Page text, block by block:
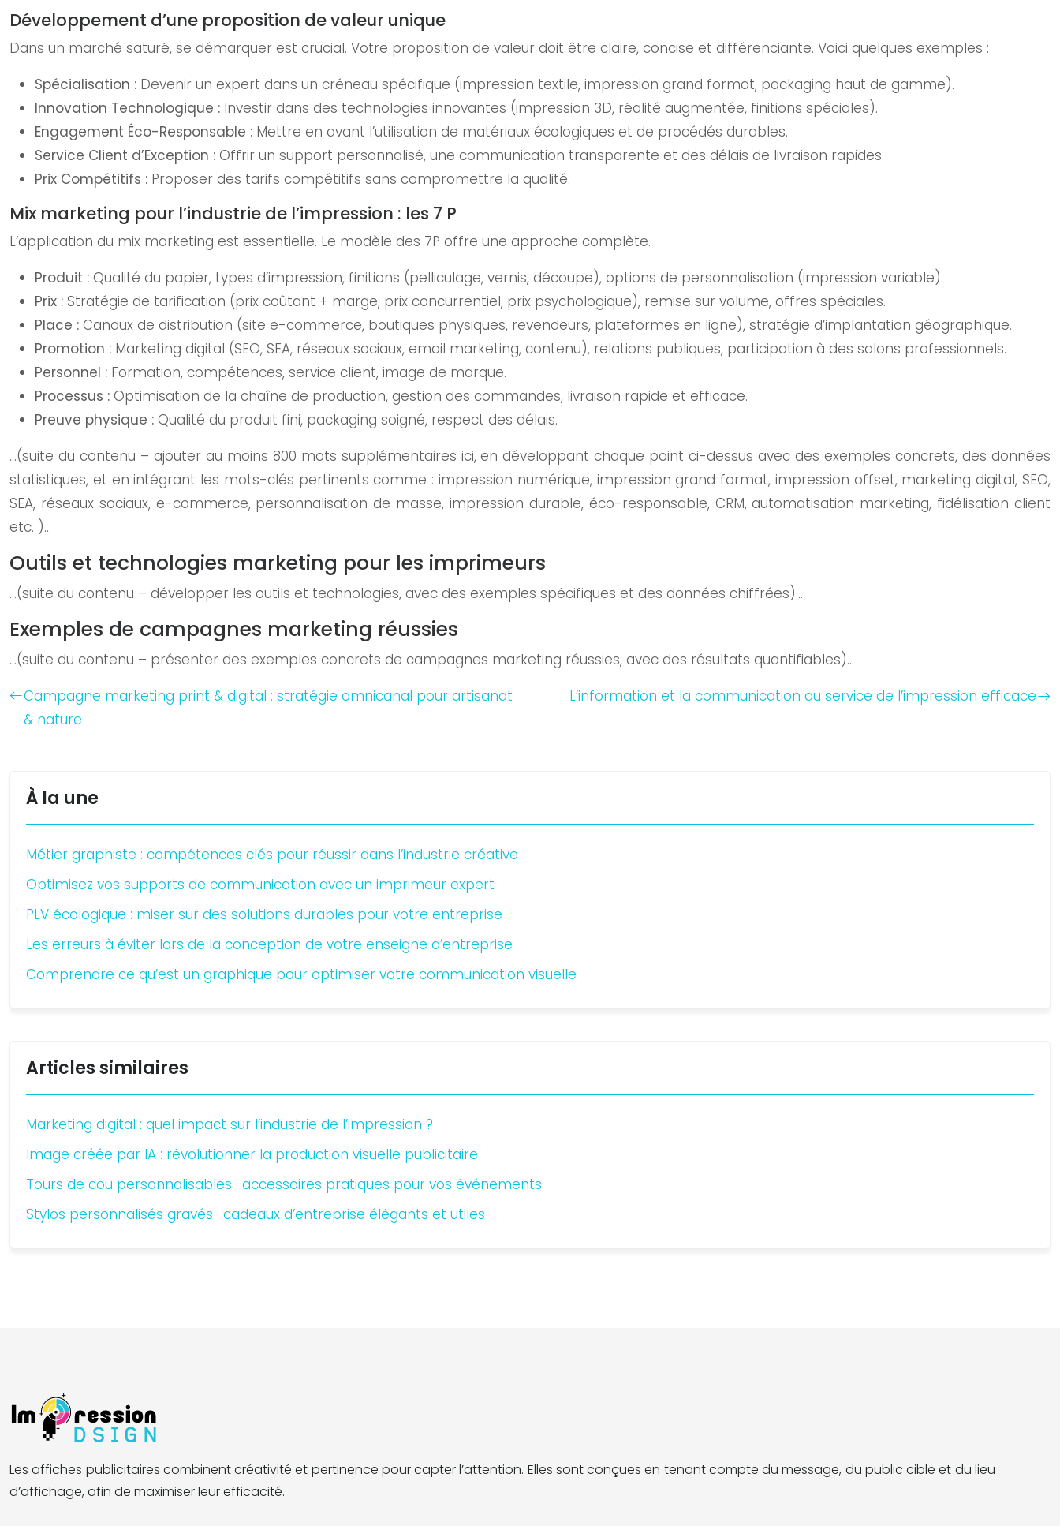
Développement d’une proposition de valeur unique
Dans un marché saturé, se démarquer est crucial. Votre proposition de valeur doit être claire, concise et différenciante. Voici quelques exemples :
Spécialisation : Devenir un expert dans un créneau spécifique (impression textile, impression grand format, packaging haut de gamme).
Innovation Technologique : Investir dans des technologies innovantes (impression 3D, réalité augmentée, finitions spéciales).
Engagement Éco-Responsable : Mettre en avant l’utilisation de matériaux écologiques et de procédés durables.
Service Client d’Exception : Offrir un support personnalisé, une communication transparente et des délais de livraison rapides.
Prix Compétitifs : Proposer des tarifs compétitifs sans compromettre la qualité.
Mix marketing pour l’industrie de l’impression : les 7 P
L’application du mix marketing est essentielle. Le modèle des 7P offre une approche complète.
Produit : Qualité du papier, types d’impression, finitions (pelliculage, vernis, découpe), options de personnalisation (impression variable).
Prix : Stratégie de tarification (prix coûtant + marge, prix concurrentiel, prix psychologique), remise sur volume, offres spéciales.
Place : Canaux de distribution (site e-commerce, boutiques physiques, revendeurs, plateformes en ligne), stratégie d’implantation géographique.
Promotion : Marketing digital (SEO, SEA, réseaux sociaux, email marketing, contenu), relations publiques, participation à des salons professionnels.
Personnel : Formation, compétences, service client, image de marque.
Processus : Optimisation de la chaîne de production, gestion des commandes, livraison rapide et efficace.
Preuve physique : Qualité du produit fini, packaging soigné, respect des délais.
…(suite du contenu – ajouter au moins 800 mots supplémentaires ici, en développant chaque point ci-dessus avec des exemples concrets, des données
statistiques, et en intégrant les mots-clés pertinents comme : impression numérique, impression grand format, impression offset, marketing digital, SEO,
SEA, réseaux sociaux, e-commerce, personnalisation de masse, impression durable, éco-responsable, CRM, automatisation marketing, fidélisation client
etc. )…
Outils et technologies marketing pour les imprimeurs
…(suite du contenu – développer les outils et technologies, avec des exemples spécifiques et des données chiffrées)…
Exemples de campagnes marketing réussies
…(suite du contenu – présenter des exemples concrets de campagnes marketing réussies, avec des résultats quantifiables)…
Campagne marketing print & digital : stratégie omnicanal pour artisanat
& nature
L’information et la communication au service de l’impression efficace
À la une
Métier graphiste : compétences clés pour réussir dans l’industrie créative
Optimisez vos supports de communication avec un imprimeur expert
PLV écologique : miser sur des solutions durables pour votre entreprise
Les erreurs à éviter lors de la conception de votre enseigne d’entreprise
Comprendre ce qu’est un graphique pour optimiser votre communication visuelle
Articles similaires
Marketing digital : quel impact sur l’industrie de l’impression ?
Image créée par IA : révolutionner la production visuelle publicitaire
Tours de cou personnalisables : accessoires pratiques pour vos événements
Stylos personnalisés gravés : cadeaux d’entreprise élégants et utiles
Les affiches publicitaires combinent créativité et pertinence pour capter l’attention. Elles sont conçues en tenant compte du message, du public cible et du lieu
d’affichage, afin de maximiser leur efficacité.